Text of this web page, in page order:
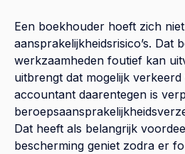
Een boekhouder hoeft zich
aansprakelijkheidsrisico’s. Dat
werkzaamheden foutief kan
uitbrengt dat mogelijk
accountant daarentegen is
Dat heeft als belangrijk
bescherming geniet zodra er